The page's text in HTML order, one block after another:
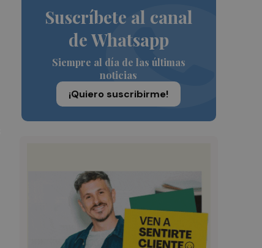
Suscríbete al canal
de Whatsapp
Siempre al día de las últimas
noticias
¡Quiero suscribirme!